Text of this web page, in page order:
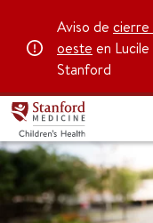
Aviso de cierre
oeste en
Stanford